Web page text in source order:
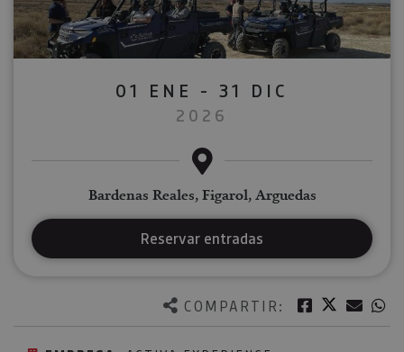
COMPARTIR: Facebook
Twitter
01 ENE - 31 DIC
2026
Bardenas Reales, Figarol, Arguedas
Reservar entradas